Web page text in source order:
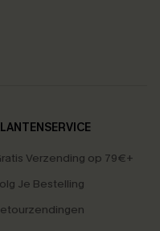
Verzending op 79€+
Je Bestelling